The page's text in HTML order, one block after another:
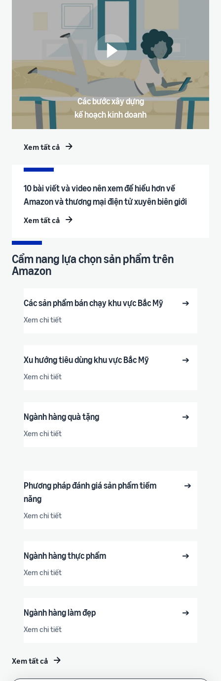
Các bước xây dựng
kế hoạch kinh doanh
Xem tất cả
10 bài viết và video nên xem để hiểu hơn về
Amazon và thương mại điện tử xuyên biên giới
Xem tất cả
Cẩm nang lựa chọn sản phẩm trên
Amazon
Các sản phẩm bán chạy khu vực Bắc Mỹ
Xem chi tiết
➔
Xu hướng tiêu dùng khu vực Bắc Mỹ
Xem chi tiết
➔
Ngành hàng quà tặng
Xem chi tiết
➔
Phương pháp đánh giá sản phẩm tiềm
năng
Xem chi tiết
➔
Ngành hàng thực phẩm
Xem chi tiết
➔
Ngành hàng làm đẹp
Xem chi tiết
➔
Xem tất cả